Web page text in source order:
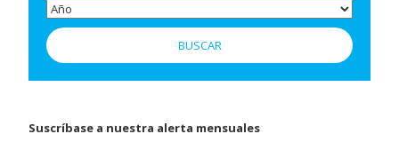
Suscríbase a nuestra alerta mensuales